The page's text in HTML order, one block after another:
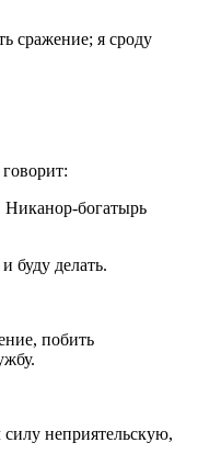
сражение; я сроду
богатырь
буду делать.
побить
неприятельскую,